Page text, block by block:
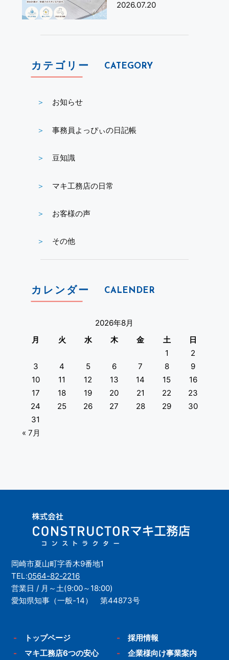
2026.07.20
カテゴリー CATEGORY
お知らせ
事務員よっぴぃの日記帳
豆知識
マキ工務店の日常
お客様の声
その他
カレンダー CALENDER
2026年8月
月
火 水 木 金 土
日
1
2
3
4 5 6 7 8
9
10
11 12 13 14 15
16
17
18 19 20 21 22
23
24
25 26 27 28 29
30
31
« 7月
岡崎市夏山町字香木9番地1
TEL:0564-82-2216
営業日 / 月～土(9:00～18:00)
愛知県知事（一般-14） 第44873号
-
トップページ
-
マキ工務店6つの安心
-
採用情報
-
企業様向け事業案内